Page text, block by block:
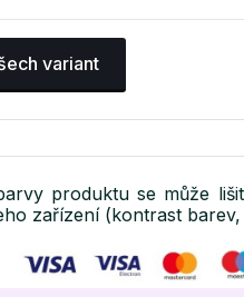
variant
produktu se může
zařízení (kontrast